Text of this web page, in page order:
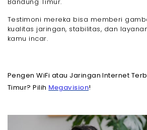
Testimoni mereka bisa memberi
kualitas jaringan, stabilitas, dan
kamu incar.
Pengen WiFi atau Jaringan Internet
Timur? Pilih Megavision!